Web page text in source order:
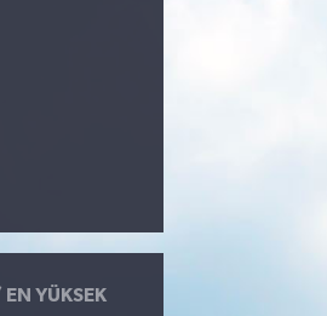
EN YÜKSEK